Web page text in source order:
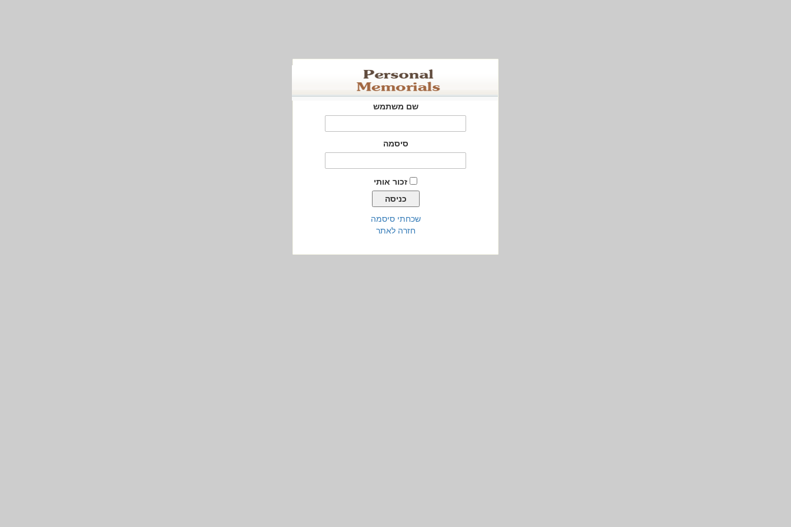
שם משתמש
סיסמה
זכור אותי
שכחתי סיסמה
חזרה לאתר